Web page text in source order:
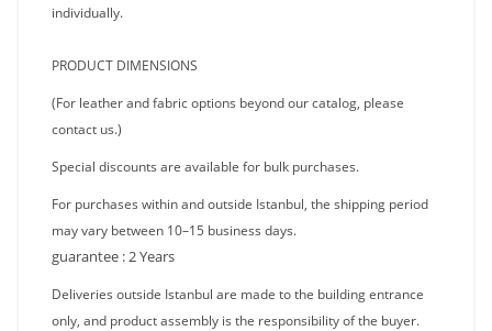
individually.
PRODUCT DIMENSIONS
(For leather and fabric options beyond our catalog, please
contact us.)
Special discounts are available for bulk purchases.
For purchases within and outside Istanbul, the shipping period
may vary between 10–15 business days.
guarantee : 2 Years
Deliveries outside Istanbul are made to the building entrance
only, and product assembly is the responsibility of the buyer.